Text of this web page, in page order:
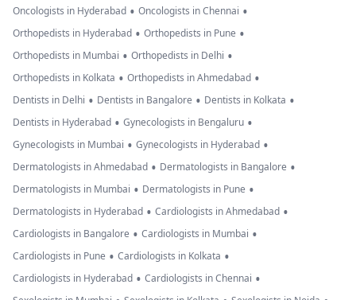
Oncologists in Hyderabad • Oncologists in Chennai •
Orthopedists in Hyderabad • Orthopedists in Pune •
Orthopedists in Mumbai • Orthopedists in Delhi •
Orthopedists in Kolkata • Orthopedists in Ahmedabad •
Dentists in Delhi • Dentists in Bangalore • Dentists in Kolkata •
Dentists in Hyderabad • Gynecologists in Bengaluru •
Gynecologists in Mumbai • Gynecologists in Hyderabad •
Dermatologists in Ahmedabad • Dermatologists in Bangalore •
Dermatologists in Mumbai • Dermatologists in Pune •
Dermatologists in Hyderabad • Cardiologists in Ahmedabad •
Cardiologists in Bangalore • Cardiologists in Mumbai •
Cardiologists in Pune • Cardiologists in Kolkata •
Cardiologists in Hyderabad • Cardiologists in Chennai •